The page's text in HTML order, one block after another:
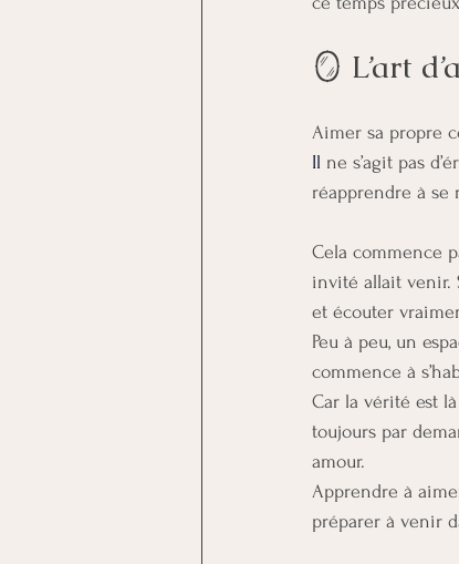
🪞 L’art
Aimer sa propre
Il ne s’agit pas
réapprendre à se
Cela commence
invité allait venir.
et écouter
Peu à peu, un
commence à
Car la vérité est
toujours par
amour.
Apprendre à
préparer à venir